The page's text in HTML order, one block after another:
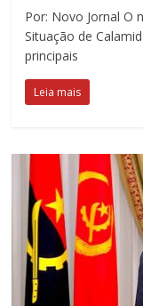
Por: Novo Jornal O
Situação de
principais
Leia mais